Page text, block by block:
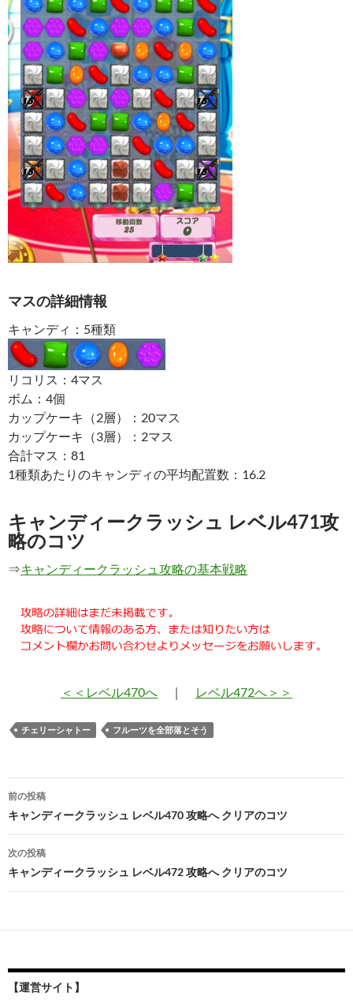
マスの詳細情報
キャンディ：5種類
リコリス：4マス
ボム：4個
カップケーキ（2層）：20マス
カップケーキ（3層）：2マス
合計マス：81
1種類あたりのキャンディの平均配置数：16.2
キャンディークラッシュ レベル471攻
略のコツ
⇒キャンディークラッシュ攻略の基本戦略
＜＜レベル470へ ｜ レベル472へ＞＞
チェリーシャトー フルーツを全部落とそう
投
稿
ナ
ビ
ー
ョ
前の投稿
キャンディークラッシュ レベル470 攻略へ クリアのコツ
次の投稿
キャンディークラッシュ レベル472 攻略へ クリアのコツ
【運営サイト】